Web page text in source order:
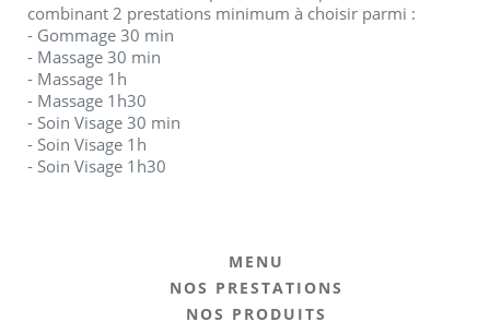
combinant 2 prestations minimum à choisir parmi :
- Gommage 30 min
- Massage 30 min
- Massage 1h
- Massage 1h30
- Soin Visage 30 min
- Soin Visage 1h
- Soin Visage 1h30
MENU
NOS PRESTATIONS
NOS PRODUITS